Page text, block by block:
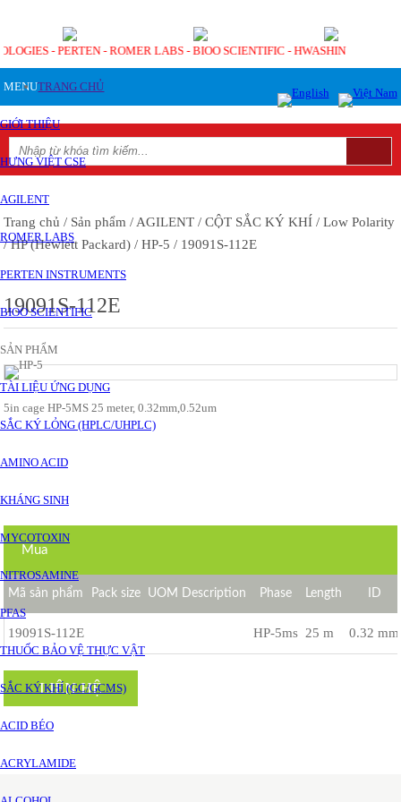
- PERTEN - ROMER LABS - BIOO SCIENTIFIC - HWASHIN
MENUTRANG CHỦ
GIỚI THIỆU
HƯNG VIỆT CSE
AGILENT
ROMER LABS
PERTEN INSTRUMENTS
BIOO SCIENTIFIC
SẢN PHẨM
TÀI LIỆU ỨNG DỤNG
SẮC KÝ LỎNG (HPLC/UHPLC)
AMINO ACID
KHÁNG SINH
MYCOTOXIN
NITROSAMINE
PFAS
THUỐC BẢO VỆ THỰC VẬT
SẮC KÝ KHÍ (GC/GCMS)
ACID BÉO
ACRYLAMIDE
Trang chủ / Sản phẩm / AGILENT / CỘT SẮC KÝ KHÍ / Low Polarity
/ HP (Hewlett Packard) / HP-5 / 19091S-112E
19091S-112E
5in cage HP-5MS 25 meter, 0.32mm,0.52um
Mua
Mã sản phẩm Pack size UOM Description Phase Length ID
19091S-112E HP-5ms 25 m 0.32 mm
LIÊN HỆ